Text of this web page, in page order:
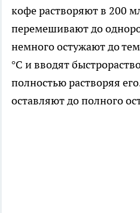
кофе растворяют в 200
перемешивают до
немного остужают до
°C и вводят
полностью растворяя
оставляют до полного